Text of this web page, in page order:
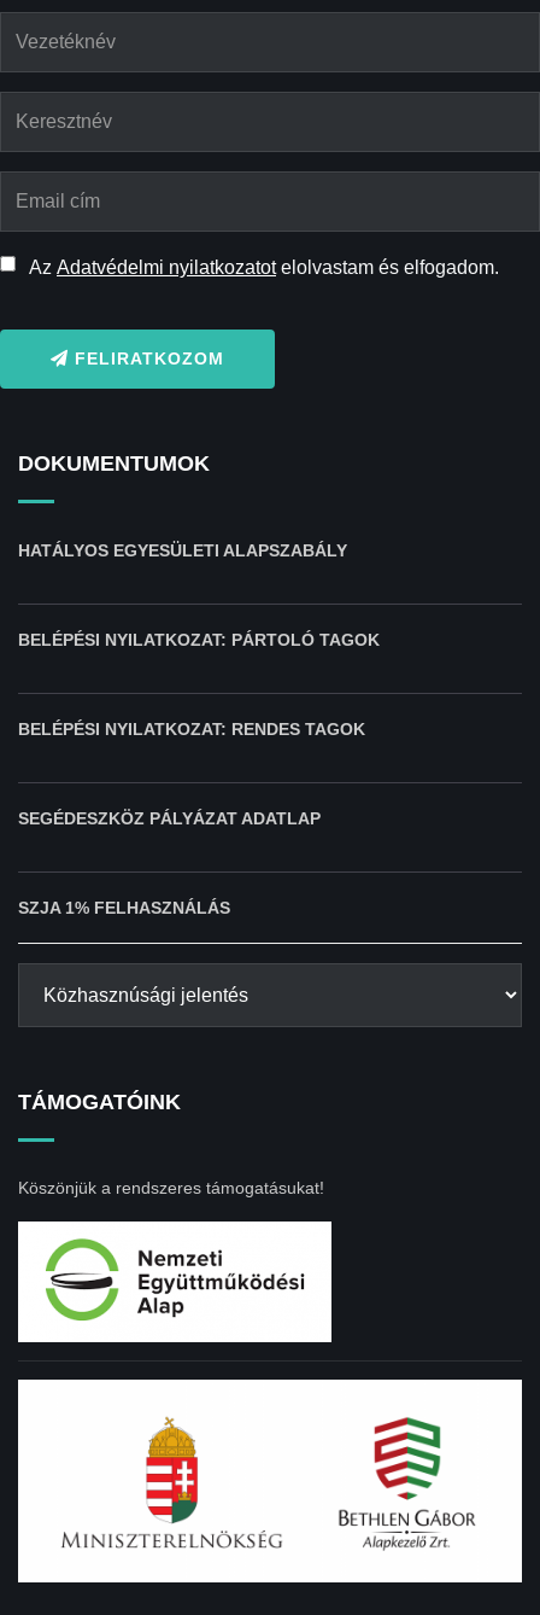
Az Adatvédelmi nyilatkozatotelolvastam és elfogadom.
FELIRATKOZOM
DOKUMENTUMOK
HATÁLYOS EGYESÜLETI ALAPSZABÁLY
BELÉPÉSI NYILATKOZAT: PÁRTOLÓ TAGOK
BELÉPÉSI NYILATKOZAT: RENDES TAGOK
SEGÉDESZKÖZ PÁLYÁZAT ADATLAP
SZJA 1% FELHASZNÁLÁS
TÁMOGATÓINK
Köszönjük a rendszeres támogatásukat!